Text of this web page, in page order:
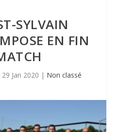
SYLVAIN
EN FIN
29 Jan 2020 | Non classé